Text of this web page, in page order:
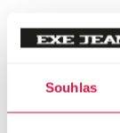
Souhlas